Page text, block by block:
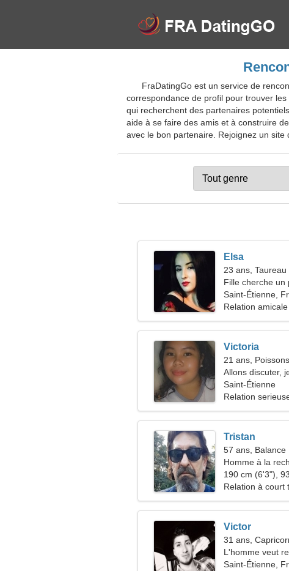
FraDatingGo est un service de
correspondance de profil pour trouver
qui recherchent des partenaires
aide à se faire des amis et à construire
avec le bon partenaire. Rejoignez un
Elsa
23 ans, Taureau
Fille cherche un
Saint-Étienne,
Relation amicale
Victoria
21 ans, Poissons
Allons discuter,
Saint-Étienne
Relation
Tristan
57 ans, Balance
Homme à la
190 cm (6'3"),
Relation à court
Victor
31 ans,
L'homme veut
Saint-Étienne,